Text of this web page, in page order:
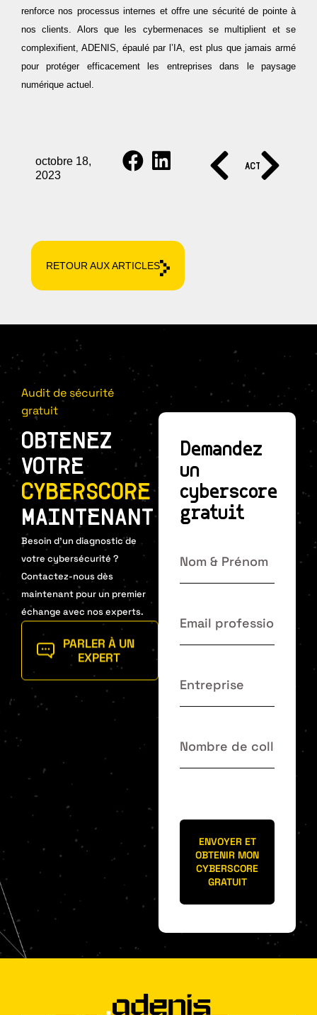
renforce nos processus internes et offre une sécurité de pointe à
nos clients. Alors que les cybermenaces se multiplient et se
complexifient, ADENIS, épaulé par l’IA, est plus que jamais armé
pour protéger efficacement les entreprises dans le paysage
numérique actuel.
octobre 18,
2023
ACTUALITÉ
RETOUR AUX ARTICLES
Audit de sécurité
gratuit
OBTENEZ
VOTRE
CYBERSCORE
MAINTENANT
Besoin d’un diagnostic de
votre cybersécurité ?
Contactez-nous dès
maintenant pour un premier
échange avec nos experts.
PARLER À UN
EXPERT
Demandez
un
cyberscore
gratuit
ENVOYER ET
OBTENIR MON
CYBERSCORE
GRATUIT